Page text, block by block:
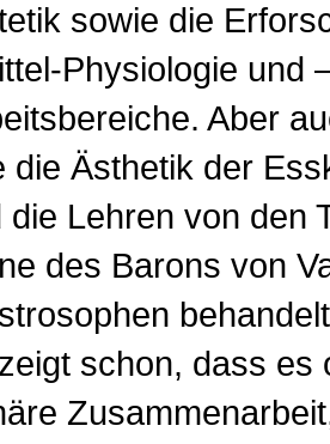
sowie die
Physiologie und
Aber
die Ästhetik der
die Lehren von den
des Barons von
schon, dass es